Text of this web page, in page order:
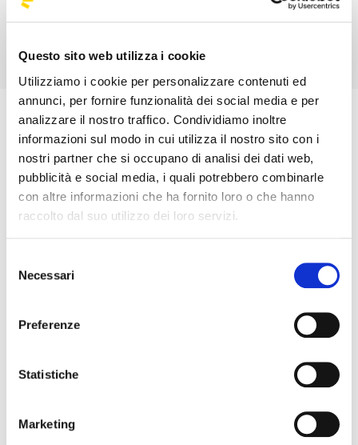
Questo sito web utilizza i cookie
Utilizziamo i cookie per personalizzare contenuti ed
annunci, per fornire funzionalità dei social media e per
analizzare il nostro traffico. Condividiamo inoltre
informazioni sul modo in cui utilizza il nostro sito con i
nostri partner che si occupano di analisi dei dati web,
pubblicità e social media, i quali potrebbero combinarle
con altre informazioni che ha fornito loro o che hanno
raccolto dal suo utilizzo dei loro servizi.
delNecessari
Preferenze
Statistiche
Marketing
In un
cliente
02 ott
Esplora
Ti potrebbe interessare
WETHEFUN
Scopri i nostri pacchetti ed eventi
SOSTENIBILITÀ